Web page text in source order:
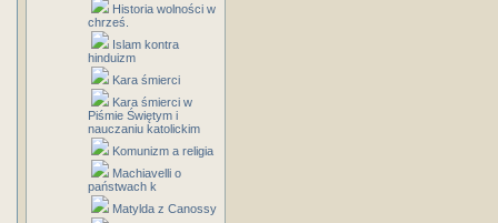
Historia wolności w
chrześ.
Islam kontra
hinduizm
Kara śmierci
Kara śmierci w
Piśmie Świętym i
nauczaniu katolickim
Komunizm a religia
Machiavelli o
państwach k
Matylda z Canossy